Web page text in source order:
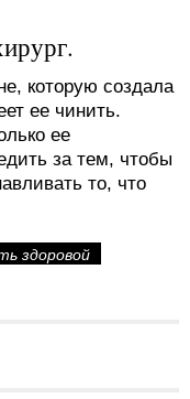
которую создала
ее чинить.
ее
за тем, чтобы
то, что
здоровой